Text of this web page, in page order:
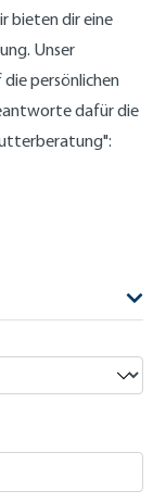
bieten dir eine
Unser
persönlichen
dafür die